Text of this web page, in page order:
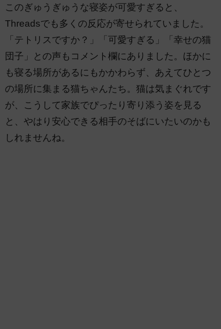
このぎゅうぎゅうな寝姿が可愛すぎると、
Threadsでも多くの反応が寄せられていました。
「テトリスですか？」「可愛すぎる」「幸せの猫
団子」との声もコメント欄にありました。ほかに
も寝る場所があるにもかかわらず、あえてひとつ
の場所に集まる猫ちゃんたち。猫は気まぐれです
が、こうして家族でぴったり寄り添う姿を見る
と、やはり安心できる相手のそばにいたいのかも
しれませんね。